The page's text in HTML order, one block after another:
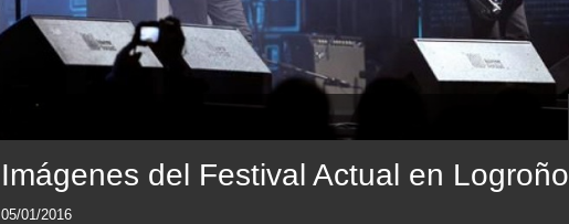
Imágenes del Festival Actual en Logroño
05/01/2016